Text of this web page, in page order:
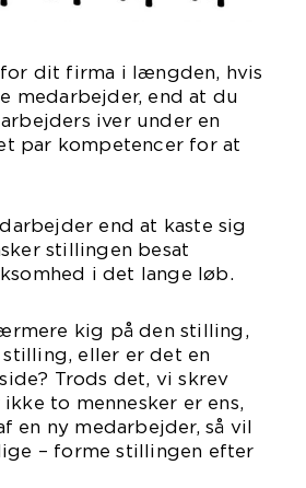
dit firma i længden, hvis
medarbejder, end at du
iver under en
par kompetencer for at
end at kaste sig
stillingen besat
i det lange løb.
kig på den stilling,
eller er det en
Trods det, vi skrev
to mennesker er ens,
en ny medarbejder, så vil
– forme stillingen efter